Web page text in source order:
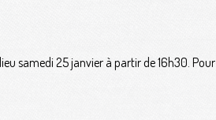
samedi 25 janvier à partir de 16h30. Pour